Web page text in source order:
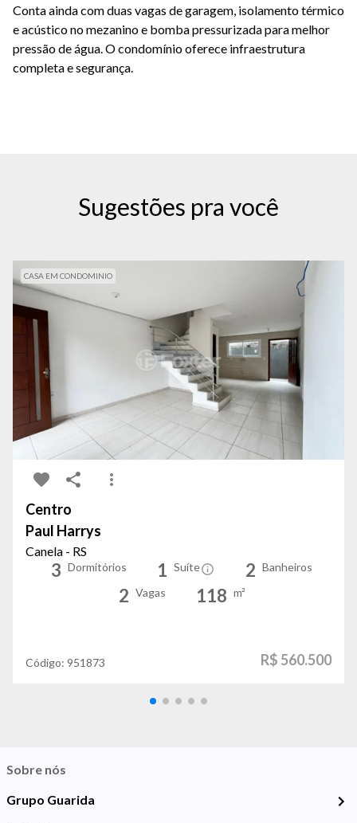
Conta ainda com duas vagas de garagem, isolamento térmico
e acústico no mezanino e bomba pressurizada para melhor
pressão de água. O condomínio oferece infraestrutura
completa e segurança.
Sugestões pra você
CASA EM CONDOMINIO
Centro
Paul Harrys
Canela - RS
3 Dormitórios 1 Suíte 2 Banheiros
2 Vagas 118 m²
Código: 951873 R$ 560.500
Sobre nós
Grupo Guarida